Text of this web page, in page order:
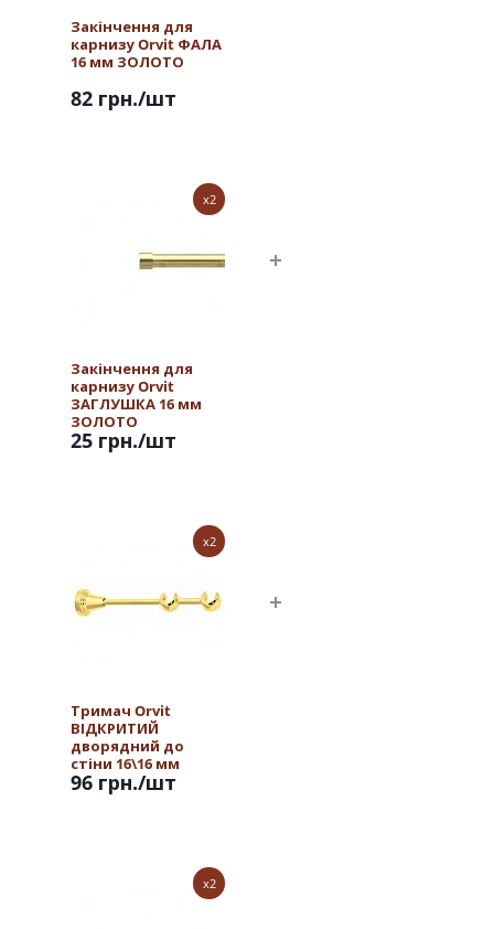
Закінчення для
карнизу Orvit ФАЛА
16 мм ЗОЛОТО
82 грн./шт
x2
Закінчення для
карнизу Orvit
ЗАГЛУШКА 16 мм
ЗОЛОТО
25 грн./шт
x2
Тримач Orvit
ВІДКРИТИЙ
дворядний до
стіни 16\16 мм
ЗОЛОТО
96 грн./шт
x2